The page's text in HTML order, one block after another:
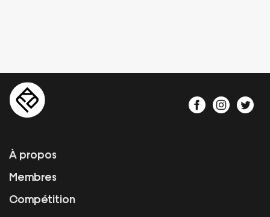
À propos
Membres
Compétition